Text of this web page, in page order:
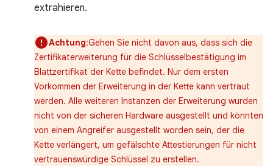
extrahieren.
Achtung:Gehen Sie nicht davon aus, dass sich die
Zertifikaterweiterung für die Schlüsselbestätigung im
Blattzertifikat der Kette befindet. Nur dem ersten
Vorkommen der Erweiterung in der Kette kann vertraut
werden. Alle weiteren Instanzen der Erweiterung wurden
nicht von der sicheren Hardware ausgestellt und könnten
von einem Angreifer ausgestellt worden sein, der die
Kette verlängert, um gefälschte Attestierungen für nicht
vertrauenswürdige Schlüssel zu erstellen.